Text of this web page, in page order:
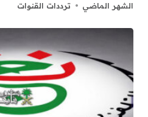
الشهر الماضي ترددات القنوات